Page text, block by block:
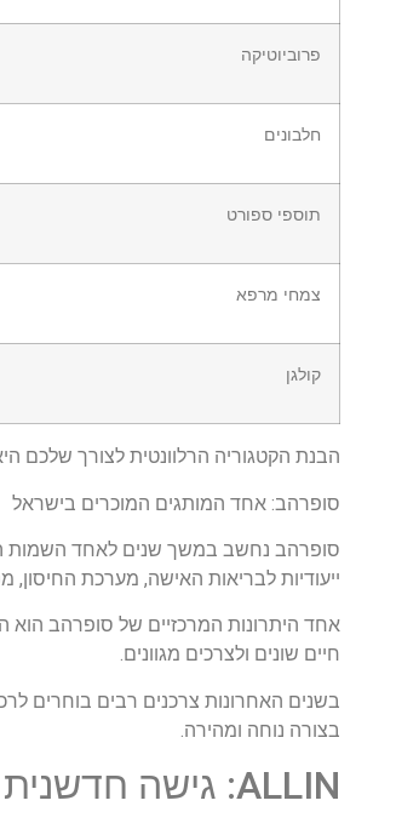
פרוביוטיקה
חלבונים
תוספי ספורט
צמחי מרפא
קולגן
הבנת הקטגוריה הרלוונטית לצורך שלכם
סופרהב: אחד המותגים המוכרים בישראל
סופרהב נחשב במשך שנים לאחד השמות
ייעודיות לבריאות האישה, מערכת החיסון,
אחד היתרונות המרכזיים של סופרהב הוא
חיים שונים ולצרכים מגוונים.
בשנים האחרונות צרכנים רבים בוחרים
בצורה נוחה ומהירה.
ALLIN: גישה חדשנית לעולם התוספים